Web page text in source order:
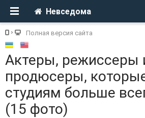
Невседома
Полная версия сайта
Актеры, режиссеры
продюсеры,
студиям больше
(15 фото)